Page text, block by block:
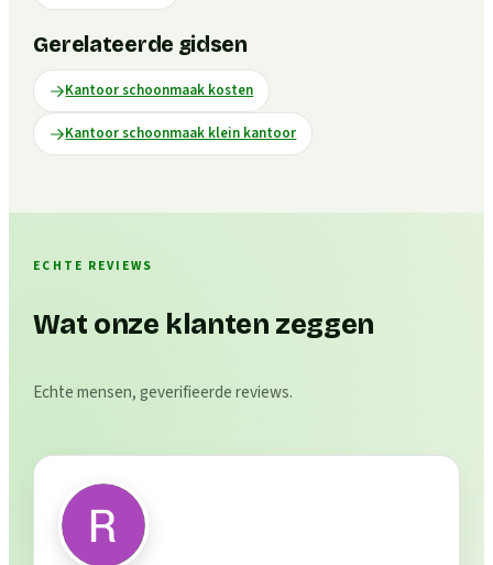
Gerelateerde gidsen
Kantoor schoonmaak kosten
Kantoor schoonmaak klein kantoor
ECHTE REVIEWS
Wat onze klanten zeggen
Echte mensen, geverifieerde reviews.